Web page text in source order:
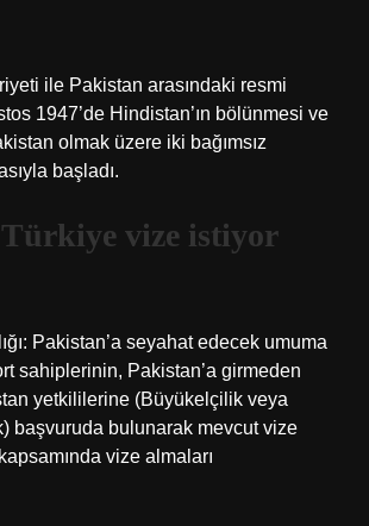
ile Pakistan arasındaki resmi
1947’de Hindistan’ın bölünmesi ve
olmak üzere iki bağımsız
başladı.
vize istiyor
Pakistan’a seyahat edecek umuma
sahiplerinin, Pakistan’a girmeden
yetkililerine (Büyükelçilik veya
başvuruda bulunarak mevcut vize
vize almaları